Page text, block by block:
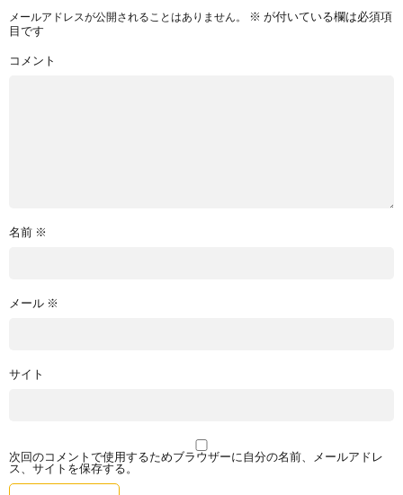
メールアドレスが公開されることはありません。 ※ が付いている欄は必須項
目です
コメント
名前 ※
メール ※
サイト
次回のコメントで使用するためブラウザーに自分の名前、メールアドレ
ス、サイトを保存する。